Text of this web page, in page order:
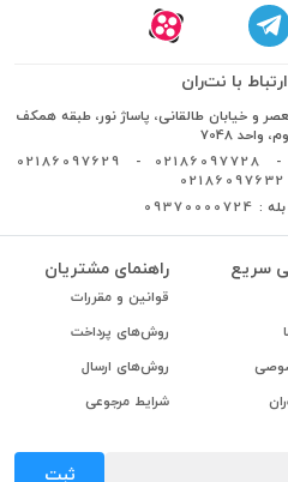
با نت‌ران
و خیابان طالقانی، پاساژ نور، طبقه همکف
واحد 7048
-
02186097728
-
02186097629
02186097632
:
09370000724
سریع راهنمای مشتریان
قوانین و مقررات
روش‌های پرداخت
روش‌های ارسال
شرایط مرجوعی
ثبت